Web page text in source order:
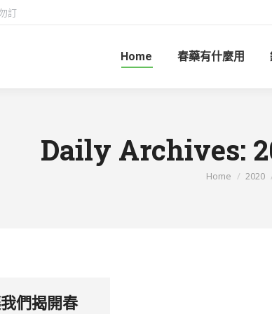
訂
Home 春藥有什麼用
Daily Archives:
You are
Home 2020
們揭開春